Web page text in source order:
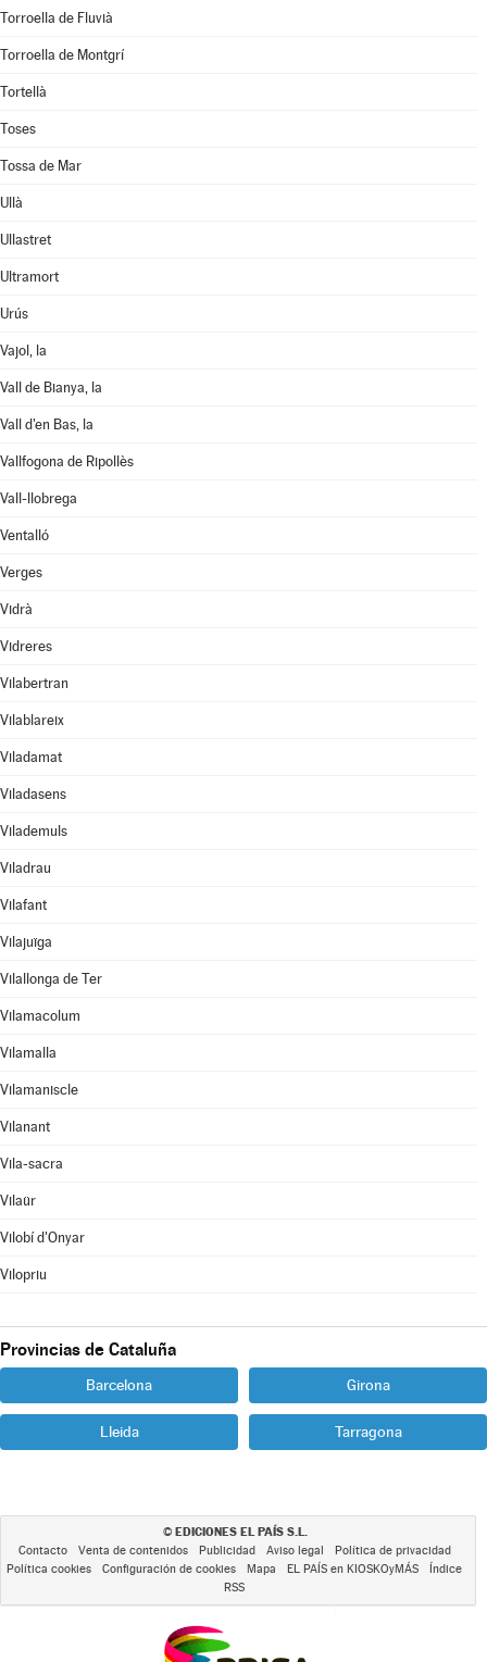
Torroella de Fluvià
Torroella de Montgrí
Tortellà
Toses
Tossa de Mar
Ullà
Ullastret
Ultramort
Urús
Vajol, la
Vall de Bianya, la
Vall d'en Bas, la
Vallfogona de Ripollès
Vall-llobrega
Ventalló
Verges
Vidrà
Vidreres
Vilabertran
Vilablareix
Viladamat
Viladasens
Vilademuls
Viladrau
Vilafant
Vilajuïga
Vilallonga de Ter
Vilamacolum
Vilamalla
Vilamaniscle
Vilanant
Vila-sacra
Vilaür
Vilobí d'Onyar
Vilopriu
Provincias de Cataluña
Barcelona Girona
Lleida Tarragona
© EDICIONES EL PAÍS S.L.
Contacto Venta de contenidos Publicidad Aviso legal
Política de privacidad
Política cookies
Configuración de cookies Mapa EL PAÍS en KIOSKOyMÁS
Índice
RSS